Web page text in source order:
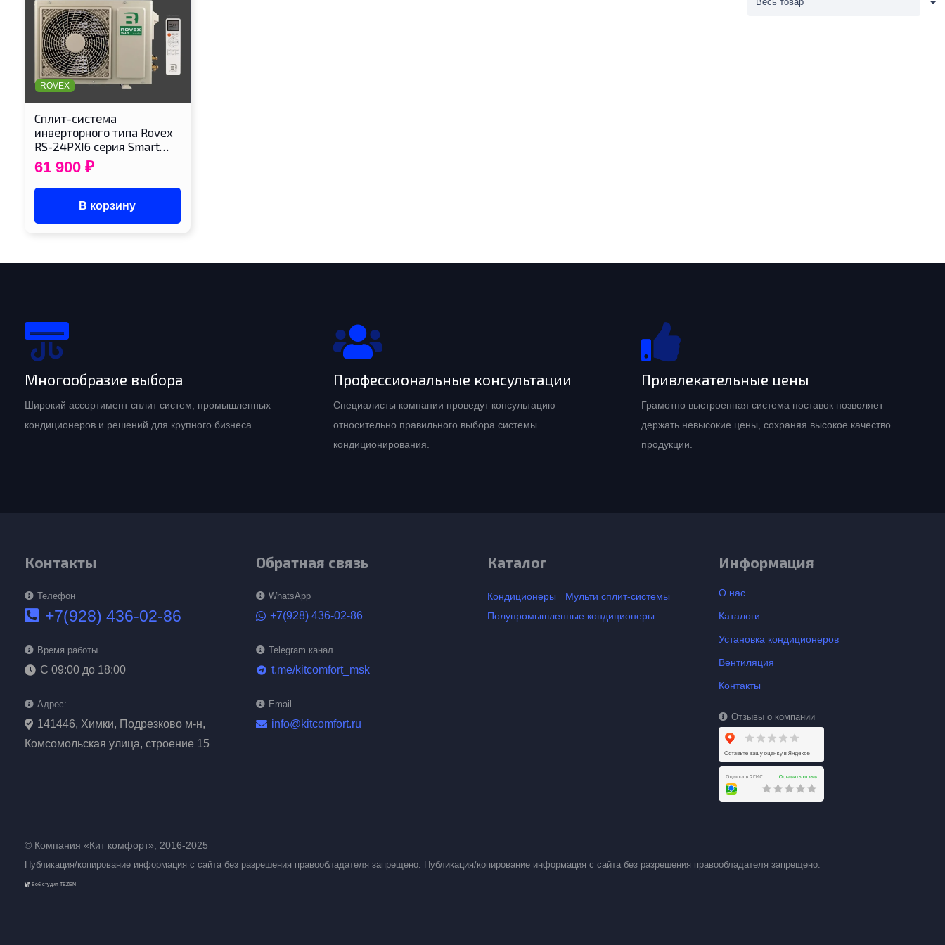
ROVEX
Cплит-система
инверторного типа Rovex
RS-24PXI6 серия Smart…
61 900 ₽
В корзину
Многообразие выбора
Широкий ассортимент сплит систем, промышленных
кондиционеров и решений для крупного бизнеса.
Профессиональные консультации
Специалисты компании проведут консультацию
относительно правильного выбора системы
кондиционирования.
Привлекательные цены
Грамотно выстроенная система поставок позволяет
держать невысокие цены, сохраняя высокое качество
продукции.
Контакты
Телефон
+7(928) 436-02-86
Время работы
С 09:00 до 18:00
Адрес:
141446, Химки, Подрезково м-н,
Комсомольская улица, строение 15
Обратная связь
WhatsApp
+7(928) 436-02-86
Telegram канал
telegram t.me/kitcomfort_msk
Email
info@kitcomfort.ru
Каталог
Кондиционеры
Мульти сплит-системы
Полупромышленные кондиционеры
Информация
О нас
Каталоги
Установка кондиционеров
Вентиляция
Контакты
Отзывы о компании
© Компания «Кит комфорт», 2016-2025
Публикация/копирование информация с сайта без разрешения правообладателя запрещено. Публикация/копирование информация с сайта без разрешения правообладателя запрещено.
Веб-студия TEZEN